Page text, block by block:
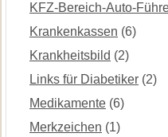
KFZ-Bereich-Auto-
Krankenkassen (6)
Krankheitsbild (2)
Links für Diabetiker (2)
Medikamente (6)
Merkzeichen (1)